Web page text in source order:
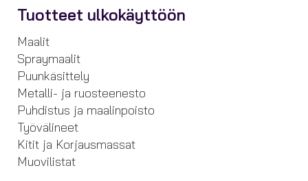
Tuotteet ulkokäyttöön
Maalit
Spraymaalit
Puunkäsittely
Metalli- ja ruosteenesto
Puhdistus ja maalinpoisto
Työvälineet
Kitit ja Korjausmassat
Muovilistat